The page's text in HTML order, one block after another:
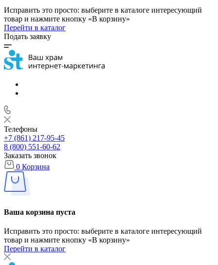
Исправить это просто: выберите в каталоге интересующий
товар и нажмите кнопку «В корзину»
Перейти в каталог
Подать заявку
Телефоны
+7 (861) 217-95-45
8 (800) 551-60-62
Заказать звонок
0 Корзина
Ваша корзина пуста
Исправить это просто: выберите в каталоге интересующий
товар и нажмите кнопку «В корзину»
Перейти в каталог